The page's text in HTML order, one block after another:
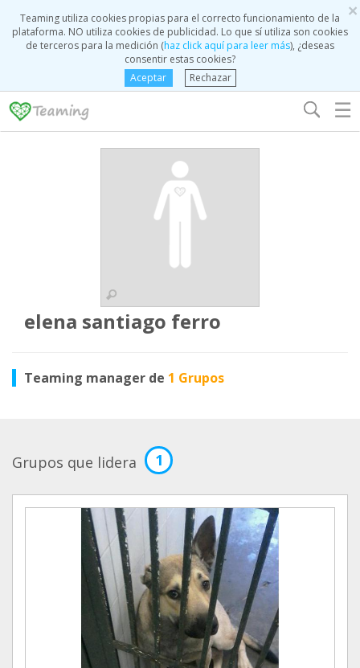
×
Teaming utiliza cookies propias para el correcto funcionamiento de la
plataforma. NO utiliza cookies de publicidad. Lo que sí utiliza son cookies
de terceros para la medición (haz click aquí para leer más), ¿deseas
consentir estas cookies?
Aceptar
Rechazar
☰
elena santiago ferro
Teaming manager de 1 Grupos
Grupos que lidera 1